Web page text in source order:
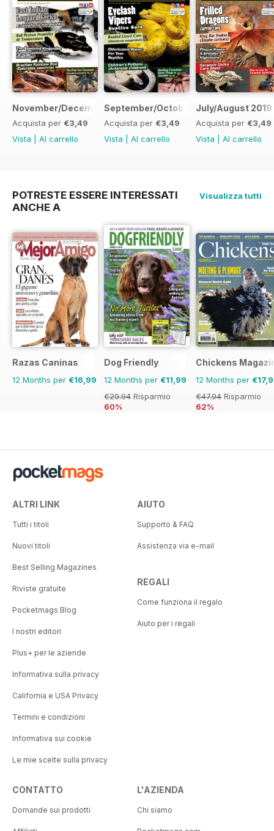
November/December 2019
Acquista per €3,49
Vista
Al carrello
September/October 2019
Acquista per €3,49
Vista
Al carrello
July/August 2019
Acquista per €3,49
Vista
Al carrello
POTRESTE ESSERE INTERESSATI
ANCHE A
Visualizza tutti
Razas Caninas
12 Months per €16,99
Dog Friendly
12 Months per €11,99
€29.94 Risparmio
60%
Chickens
12 Months per
€47.94 Risparmio
62%
ALTRI LINK
Tutti i titoli
Nuovi titoli
Best Selling Magazines
Riviste gratuite
Pocketmags Blog
I nostri editori
Plus+ per le aziende
Informativa sulla privacy
California e USA Privacy
Termini e condizioni
Informativa sui cookie
Le mie scelte sulla privacy
AIUTO
Supporto & FAQ
Assistenza via e-mail
REGALI
Come funziona il regalo
Aiuto per i regali
CONTATTO
Domande sui prodotti
L'AZIENDA
Chi siamo